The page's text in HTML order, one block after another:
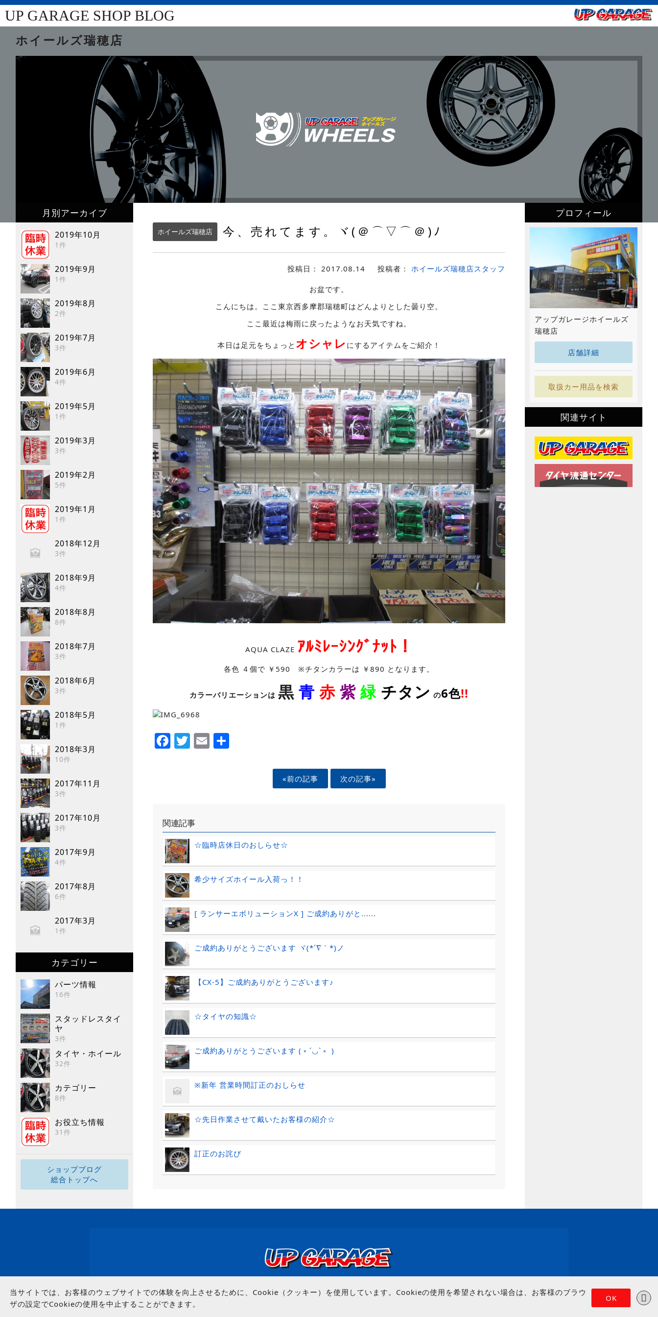
UP GARAGE SHOP BLOG
ホイールズ瑞穂店
月別アーカイブ
2019年10月
1件
2019年9月
1件
2019年8月
2件
2019年7月
3件
2019年6月
4件
2019年5月
1件
2019年3月
3件
2019年2月
5件
2019年1月
1件
2018年12月
3件
2018年9月
4件
2018年8月
8件
2018年7月
3件
2018年6月
3件
2018年5月
1件
2018年3月
10件
2017年11月
3件
2017年10月
3件
2017年9月
4件
2017年8月
6件
2017年3月
1件
カテゴリー
パーツ情報
16件
スタッドレスタイ
ヤ
3件
タイヤ・ホイール
32件
カテゴリー
8件
お役立ち情報
31件
ショップブログ
総合トップへ
ホイールズ瑞穂店 今、売れてます。ヾ(＠⌒▽⌒＠)ﾉ
投稿日： 2017.08.14 投稿者： ホイールズ瑞穂店スタッフ
お盆です。
こんにちは。ここ東京西多摩郡瑞穂町はどんよりとした曇り空。
ここ最近は梅雨に戻ったようなお天気ですね。
本日は足元をちょっと オシャレ にするアイテムをご紹介！
AQUA CLAZE ｱﾙﾐﾚｰｼﾝｸﾞﾅｯﾄ！
各色 ４個で ￥590 ※チタンカラーは ￥890 となります。
カラーバリエーションは 黒 青 赤 紫 緑 チタン の6色!!
Facebook
Twitter
Email
«前の記事 次の記事»
関連記事
☆臨時店休日のおしらせ☆
希少サイズホイール入荷っ！！
[ ランサーエボリューションX ] ご成約ありがと......
ご成約ありがとうございます ヾ(*´∇｀*)ノ
【CX-5】ご成約ありがとうございます♪
☆タイヤの知識☆
ご成約ありがとうございます (﹡´◡`﹡ )
※新年 営業時間訂正のおしらせ
☆先日作業させて戴いたお客様の紹介☆
訂正のお詫び
プロフィール
アップガレージホイールズ
瑞穂店
店舗詳細
取扱カー用品を検索
関連サイト
OK
当サイトでは、お客様のウェブサイトでの体験を向上させるために、Cookie（クッキー）を使用しています。Cookieの使用を希望されない場合は、お客様のブラウ
ザの設定でCookieの使用を中止することができます。